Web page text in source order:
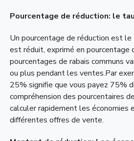
Pourcentage de réduction: le
Un pourcentage de réduction est
est réduit, exprimé en pourcentage
pourcentages de rabais communs
ou plus pendant les ventes.Par
25% signifie que vous payez 75%
compréhension des pourcentaires
calculer rapidement les économies
différentes offres de vente.